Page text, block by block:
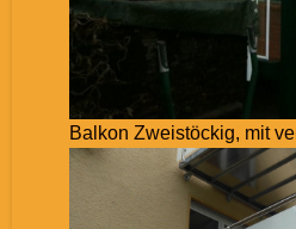
Balkon Zweistöckig, mit